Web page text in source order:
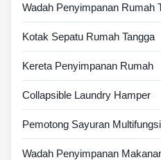
Wadah Penyimpanan Rumah
Kotak Sepatu Rumah Tangga
Kereta Penyimpanan Rumah
Collapsible Laundry Hamper
Pemotong Sayuran Multifungsi
Wadah Penyimpanan